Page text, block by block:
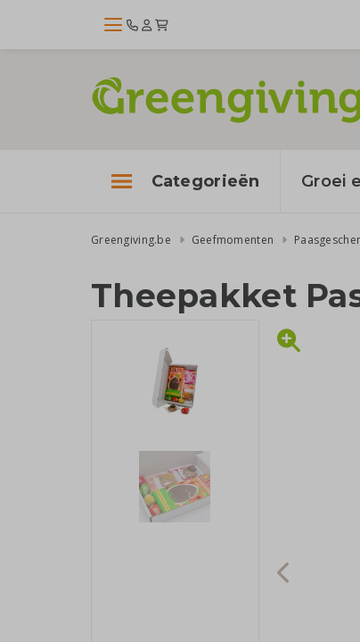
Categorieën Groei
Greengiving.be Geefmomenten
Theepakket